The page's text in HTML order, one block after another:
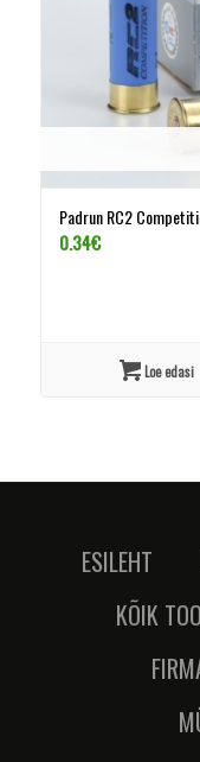
Padrun RC2
0.34€
Loe edasi
ESILEHT
KÕIK